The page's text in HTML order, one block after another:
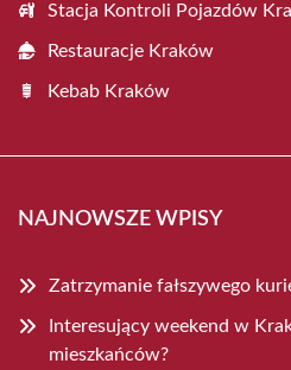
Stacja Kontroli Pojazdów
Restauracje Kraków
Kebab Kraków
NAJNOWSZE WPISY
Zatrzymanie fałszywego
Interesujący weekend w
mieszkańców?